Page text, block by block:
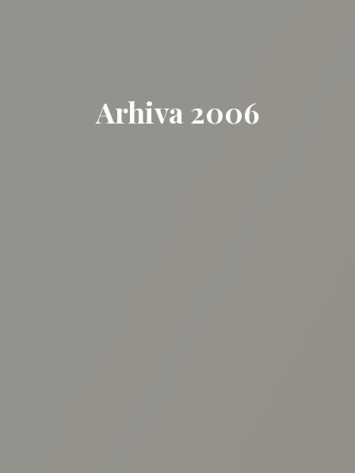
Arhiva 2006